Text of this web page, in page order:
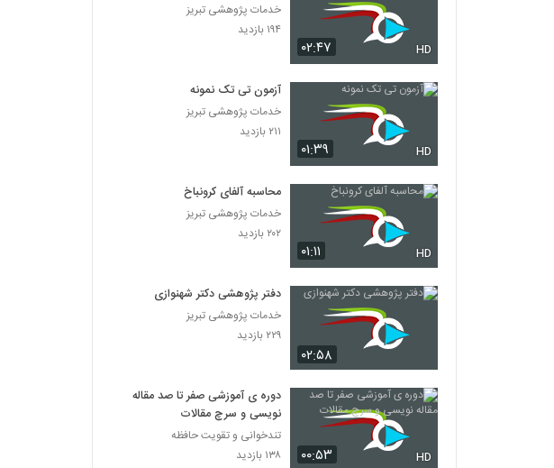
014045 - سفر دکترا (Doctoral Journey)
۷۴۵ بازدید
014046 - سفر دکترا (Doctoral Journey)
014047 - سفر دکترا (Doctoral Journey)
۸۱۴ بازدید
014048 - سفر دکترا (Doctoral Journey)
۸۷۴ بازدید
014050 - سفر دکترا (Doctoral Journey)
۸۳۹ بازدید
۰۲:۴۷ HD
خدمات پژوهشی تبریز
۱۹۴ بازدید
۰۱:۳۹ HD
آزمون تی تک نمونه
خدمات پژوهشی تبریز
۲۱۱ بازدید
۰۱:۱۱ HD
محاسبه آلفای کرونباخ
خدمات پژوهشی تبریز
۲۰۲ بازدید
۰۲:۵۸
دفتر پژوهشی دکتر شهنوازی
خدمات پژوهشی تبریز
۲۲۹ بازدید
۰۰:۵۳ HD
دوره ی آموزشی صفر تا صد مقاله
نویسی و سرچ مقالات
تندخوانی و تقویت حافظه
۱۳۸ بازدید